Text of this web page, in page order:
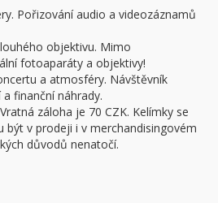
Pořizování audio a videozáznamů
objektivu. Mimo
fotoaparáty a objektivy!
a atmosféry. Návštěvník
finanční náhrady.
záloha je 70 CZK. Kelímky se
být v prodeji i v merchandisingovém
důvodů nenatočí.